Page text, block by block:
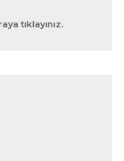
tıklayınız.